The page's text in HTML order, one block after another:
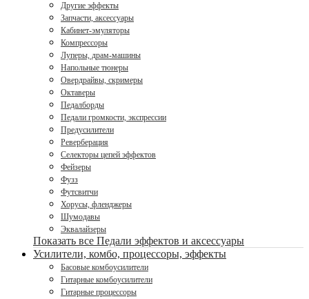
Другие эффекты
Запчасти, аксессуары
Кабинет-эмуляторы
Компрессоры
Луперы, драм-машины
Напольные тюнеры
Овердрайвы, скримеры
Октаверы
Педалборды
Педали громкости, экспрессии
Предусилители
Реверберация
Селекторы цепей эффектов
Фейзеры
Фузз
Футсвитчи
Хорусы, фленджеры
Шумодавы
Эквалайзеры
Показать все Педали эффектов и аксессуары
Усилители, комбо, процессоры, эффекты
Басовые комбоусилители
Гитарные комбоусилители
Гитарные процессоры